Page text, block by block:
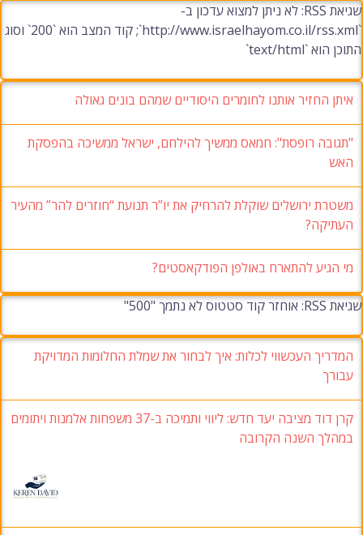
שגיאת RSS: לא ניתן למצוא עדכון ב-
`http://www.israelhayom.co.il/rss.xml`; קוד המצב הוא `200` וסוג
התוכן הוא `text/html`
איתן החזיר אותנו לחומרים היסודיים שמהם בונים גאולה
"תגובה רופסת": חמאס ממשיך להילחם, ישראל ממשיכה בהפסקת
האש
משטרת ירושלים שוקלת להרחיק את יו”ר תנועת “חוזרים להר” מהעיר
העתיקה?
מי הגיע להתארח באולפן הפודקאסטים?
שגיאת RSS: אוחזר קוד סטטוס לא נתמך "500"
המדריך העכשווי לכלות: איך לבחור את שמלת החלומות המדויקת
עבורך
קרן דוד מציבה יעד חדש: ליווי ותמיכה ב-37 משפחות אלמנות ויתומים
במהלך השנה הקרובה